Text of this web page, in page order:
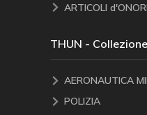
ARTICOLI
THUN - Collezione
AERONAUTICA
POLIZIA